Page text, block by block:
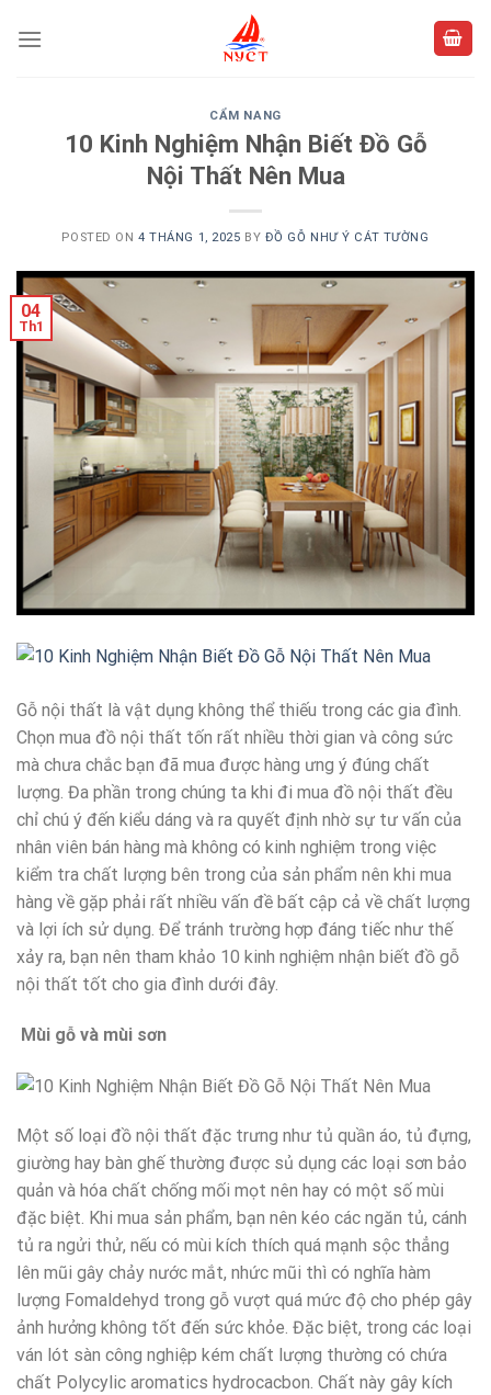
CẨM NANG
10 Kinh Nghiệm Nhận Biết Đồ Gỗ
Nội Thất Nên Mua
POSTED ON4 THÁNG 1, 2025 BY ĐỒ GỖ NHƯ Ý CÁT TƯỜNG
04
Th1
Gỗ nội thất là vật dụng không thể thiếu trong các gia đình.
Chọn mua đồ nội thất tốn rất nhiều thời gian và công sức
mà chưa chắc bạn đã mua được hàng ưng ý đúng chất
lượng. Đa phần trong chúng ta khi đi mua đồ nội thất đều
chỉ chú ý đến kiểu dáng và ra quyết định nhờ sự tư vấn của
nhân viên bán hàng mà không có kinh nghiệm trong việc
kiểm tra chất lượng bên trong của sản phẩm nên khi mua
hàng về gặp phải rất nhiều vấn đề bất cập cả về chất lượng
và lợi ích sử dụng. Để tránh trường hợp đáng tiếc như thế
xảy ra, bạn nên tham khảo 10 kinh nghiệm nhận biết đồ gỗ
nội thất tốt cho gia đình dưới đây.
Mùi gỗ và mùi sơn
Một số loại đồ nội thất đặc trưng như tủ quần áo, tủ đựng,
giường hay bàn ghế thường được sủ dụng các loại sơn bảo
quản và hóa chất chống mối mọt nên hay có một số mùi
đặc biệt. Khi mua sản phẩm, bạn nên kéo các ngăn tủ, cánh
tủ ra ngửi thử, nếu có mùi kích thích quá mạnh sộc thẳng
lên mũi gây chảy nước mắt, nhức mũi thì có nghĩa hàm
lượng Fomaldehyd trong gỗ vượt quá mức độ cho phép gây
ảnh hưởng không tốt đến sức khỏe. Đặc biệt, trong các loại
ván lót sàn công nghiệp kém chất lượng thường có chứa
chất Polycylic aromatics hydrocacbon. Chất này gây kích